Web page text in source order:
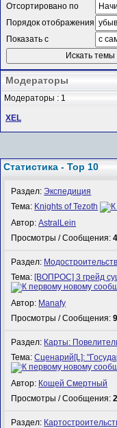
Отсортировано по
Порядок отображения
Показать с
Модераторы
Модераторы : 1
XEL
Статистика - Top 10
Раздел:Экспедиция
Тема: Knights of Tezoth
Автор:AstralLein
Просмотры / Сообщения:
Раздел:
Тема: [ВОПРОС] 3 грейд
Автор: Manafy
Просмотры / Сообщения:
Раздел: Карты:
Тема:Сценарий[L]:
Автор: Кощей Смертный
Просмотры / Сообщения:
Раздел: